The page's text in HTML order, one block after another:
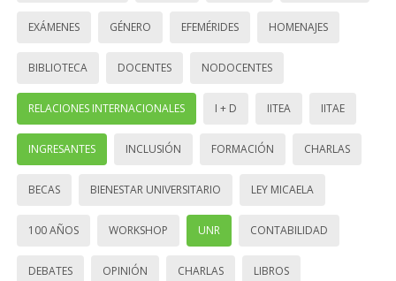
EXÁMENES GÉNERO EFEMÉRIDES HOMENAJES
BIBLIOTECA DOCENTES NODOCENTES
RELACIONES INTERNACIONALES I + D IITEA IITAE
INGRESANTES INCLUSIÓN FORMACIÓN CHARLAS
BECAS BIENESTAR UNIVERSITARIO LEY MICAELA
100 AÑOS WORKSHOP UNR CONTABILIDAD
DEBATES OPINIÓN CHARLAS LIBROS